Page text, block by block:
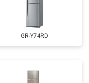
GR-Y74RD